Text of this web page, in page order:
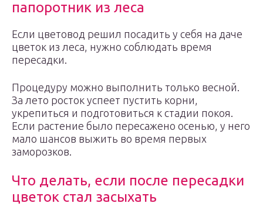
папоротник из леса
Если цветовод решил посадить у себя на даче
цветок из леса, нужно соблюдать время
пересадки.
Процедуру можно выполнить только весной.
За лето росток успеет пустить корни,
укрепиться и подготовиться к стадии покоя.
Если растение было пересажено осенью, у него
мало шансов выжить во время первых
заморозков.
Что делать, если после пересадки
цветок стал засыхать